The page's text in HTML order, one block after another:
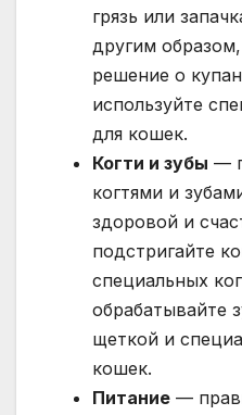
грязь или
другим
решение о
используйте
для кошек.
Когти и зубы —
когтями и
здоровой и
подстригайте
специальных
обрабатывайте
щеткой и
кошек.
Питание —